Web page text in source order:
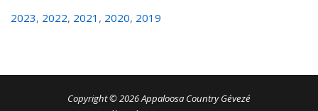
2023, 2022, 2021 , 2020, 2019
Copyright © 2026 Appaloosa Country Gévezé